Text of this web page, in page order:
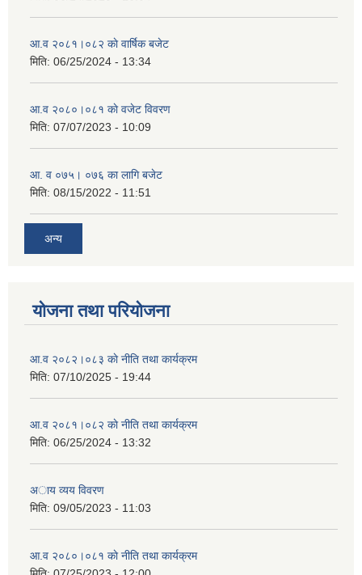
आ.व २०८१।०८२ काे वार्षिक बजेट
मिति: 06/25/2024 - 13:34
आ.व २०८०।०८१ काे वजेट विवरण
मिति: 07/07/2023 - 10:09
आ. व ०७५। ०७६ का लागि बजेट
मिति: 08/15/2022 - 11:51
अन्य
योजना तथा परियोजना
आ.व २०८२।०८३ काे नीति तथा कार्यक्रम
मिति: 07/10/2025 - 19:44
आ.व २०८१।०८२ काे नीति तथा कार्यक्रम
मिति: 06/25/2024 - 13:32
अाय व्यय विवरण
मिति: 09/05/2023 - 11:03
आ.व २०८०।०८१ काे नीति तथा कार्यक्रम